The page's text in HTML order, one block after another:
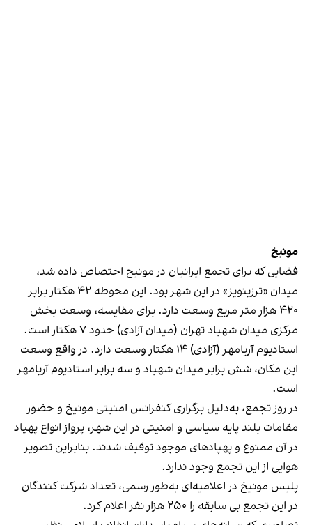
مونیخ
فضایی که برای تجمع ایرانیان در مونیخ اختصاص داده شد،
میدان «ترزینویز» در این شهر بود. این محوطه ۴۲ هکتار برابر
۴۲۰ هزار متر مربع وسعت دارد. برای مقایسه، وسعت بخش
مرکزی میدان شهیاد تهران (میدان آزادی) حدود ۷ هکتار است.
استادیوم آریامهر (آزادی) ۱۴ هکتار وسعت دارد. در واقع وسعت
این مکان، شش برابر میدان شهیاد و سه برابر استادیوم آریامهر
است.
در روز تجمع، به‌دلیل برگزاری کنفرانس امنیتی مونیخ و حضور
مقامات بلند پایه سیاسی و امنیتی در این شهر، پرواز انواع پهپاد
در آن ممنوع و پهپادهای موجودتوقیف شدند. بنابراین تصویر
هوایی از این تجمع وجود ندارد.
پلیس مونیخ در اعلامیه‌ای به‌طور رسمی، تعداد شرکت کنندگان
در این تجمع بی سابقه را ۲۵۰ هزار نفر اعلام کرد.